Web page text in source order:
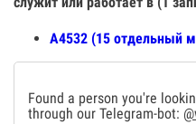
А4532 (15 отдельный
Found a person you're
through our Telegram-bot: